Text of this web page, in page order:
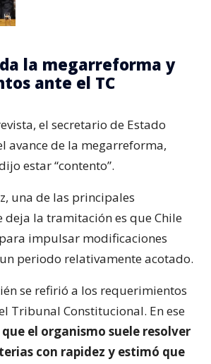
la megarreforma y
ante el TC
el secretario de Estado
avance de la megarreforma,
estar “contento”.
una de las principales
deja la tramitación es que Chile
impulsar modificaciones
periodo relativamente acotado.
se refirió a los requerimientos
Tribunal Constitucional. En ese
el organismo suele resolver
con rapidez y estimó que